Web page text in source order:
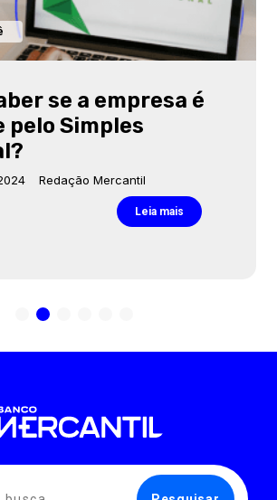
se a empresa é
Simples
Redação Mercantil
Leia mais